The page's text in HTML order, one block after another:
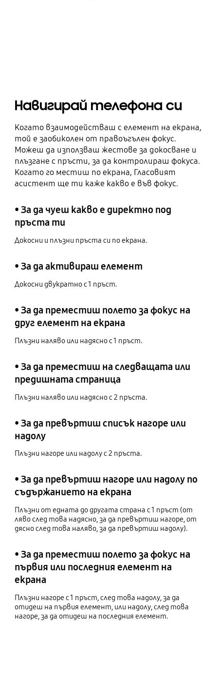
Навигирай телефона си
Когато взаимодействаш с елемент на екрана,
той е заобиколен от правоъгълен фокус.
Можеш да използваш жестове за докосване и
плъзгане с пръсти, за да контролираш фокуса.
Когато го местиш по екрана, Гласовият
асистент ще ти каже какво е във фокус.
• За да чуеш какво е директно под
пръста ти
Докосни и плъзни пръста си по екрана.
• За да активираш елемент
Докосни двукратно с 1 пръст.
• За да преместиш полето за фокус на
друг елемент на екрана
Плъзни наляво или надясно с 1 пръст.
• За да преместиш на следващата или
предишната страница
Плъзни наляво или надясно с 2 пръста.
• За да превъртиш списък нагоре или
надолу
Плъзни нагоре или надолу с 2 пръста.
• За да превъртиш нагоре или надолу по
съдържанието на екрана
Плъзни от едната до другата страна с 1 пръст (от
ляво след това надясно, за да превъртиш нагоре, от
дясно след това наляво, за да превъртиш надолу).
• За да преместиш полето за фокус на
първия или последния елемент на
екрана
Плъзни нагоре с 1 пръст, след това надолу, за да
отидеш на първия елемент, или надолу, след това
нагоре, за да отидеш на последния елемент.